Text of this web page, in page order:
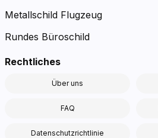
Metallschild Flugzeug
Rundes Büroschild
Rechtliches
Über uns
FAQ
Datenschutzrichtlinie